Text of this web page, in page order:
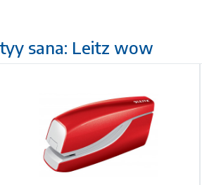
sana: Leitz wow